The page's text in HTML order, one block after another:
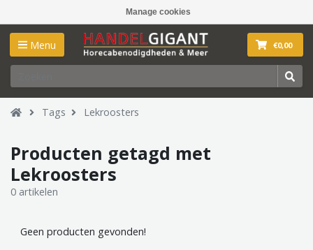
Manage cookies
Menu €0,00
Tags Lekroosters
Producten getagd met
Lekroosters
0 artikelen
Geen producten gevonden!